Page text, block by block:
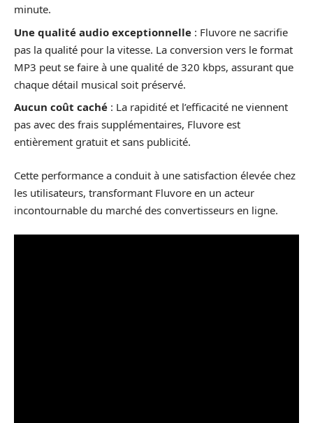
minute.
Une qualité audio exceptionnelle : Fluvore ne sacrifie
pas la qualité pour la vitesse. La conversion vers le format
MP3 peut se faire à une qualité de 320 kbps, assurant que
chaque détail musical soit préservé.
Aucun coût caché : La rapidité et l’efficacité ne viennent
pas avec des frais supplémentaires, Fluvore est
entièrement gratuit et sans publicité.
Cette performance a conduit à une satisfaction élevée chez
les utilisateurs, transformant Fluvore en un acteur
incontournable du marché des convertisseurs en ligne.